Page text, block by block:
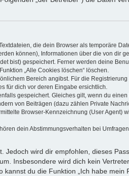
die dein Browser als temporäre
können), Informationen über die von dir
bist) gespeichert. Ferner werden deine
„Alle Cookies löschen“ löschen.
Bereich angibst. Für die
für dich vor deren Eingabe ersichtlich.
gespeichert. Gleiches gilt, wenn du
von Beiträgen (dazu zählen Private
Browser-Kennzeichnung (User Agent)
dein Abstimmungsverhalten bei
wird dir empfohlen, dieses
Insbesondere wird dich kein
du die Funktion „Ich habe